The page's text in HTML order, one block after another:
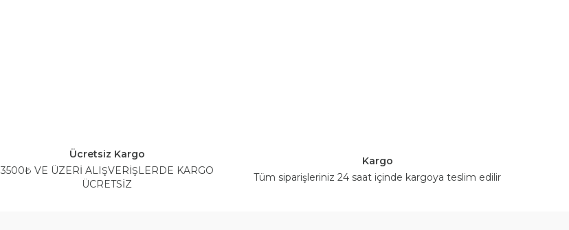
Ücretsiz Kargo
3500₺ VE ÜZERİ ALIŞVERİŞLERDE KARGO
ÜCRETSİZ
Kargo
Tüm siparişleriniz 24 saat içinde kargoya teslim edilir